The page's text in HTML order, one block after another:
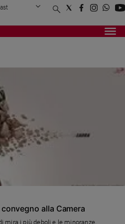
alla Camera
mira i più deboli e le minoranze,